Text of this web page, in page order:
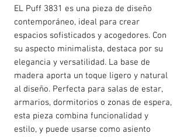
EL Puff 3831 es una pieza de diseño
contemporáneo, ideal para crear
espacios sofisticados y acogedores. Con
su aspecto minimalista, destaca por su
elegancia y versatilidad. La base de
madera aporta un toque ligero y natural
al diseño. Perfecta para salas de estar,
armarios, dormitorios o zonas de espera,
esta pieza combina funcionalidad y
estilo, y puede usarse como asiento